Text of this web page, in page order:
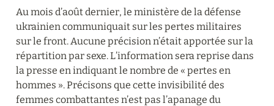
Au mois d’août dernier, le ministère de la défense
ukrainien communiquait sur les pertes militaires
sur le front. Aucune précision n’était apportée sur la
répartition par sexe. L’information sera reprise dans
la presse en indiquant le nombre de « pertes en
hommes ». Précisons que cette invisibilité des
femmes combattantes n’est pas l’apanage du